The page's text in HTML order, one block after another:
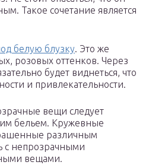
Такое сочетание является
белую блузку. Это же
розовых оттенков. Через
будет виднеться, что
и привлекательности.
вещи следует
бельем. Кружевные
различным
с непрозрачными
вещами.